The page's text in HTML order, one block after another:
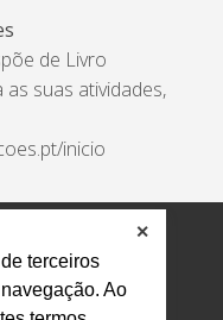
terceiros
Ao
✕
de Livro
suas atividades,
inicio
de Dados
Livro Eletrónico
Denúncias